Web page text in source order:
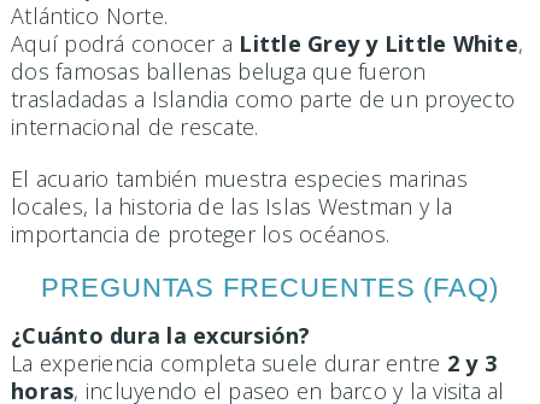
Atlántico Norte.
Aquí podrá conocer a Little Grey y Little White,
dos famosas ballenas beluga que fueron
trasladadas a Islandia como parte de un proyecto
internacional de rescate.
El acuario también muestra especies marinas
locales, la historia de las Islas Westman y la
importancia de proteger los océanos.
PREGUNTAS FRECUENTES (FAQ)
¿Cuánto dura la excursión?
La experiencia completa suele durar entre 2 y 3
horas, incluyendo el paseo en barco y la visita al